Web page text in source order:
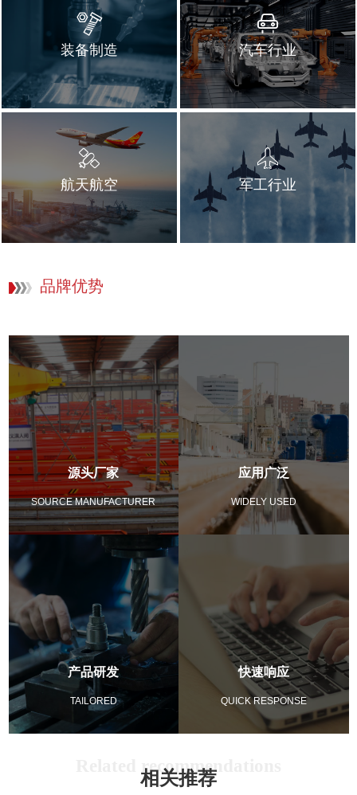
装备制造 汽车行业
航天航空 军工行业
品牌优势
源头厂家
SOURCE MANUFACTURER
应用广泛
WIDELY USED
产品研发
TAILORED
快速响应
QUICK RESPONSE
相关推荐